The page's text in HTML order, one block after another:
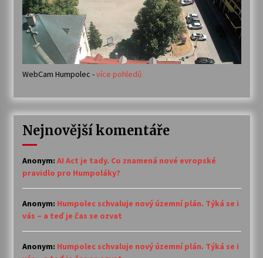
WebCam Humpolec -více pohledů
Nejnovější komentáře
Anonym: AI Act je tady. Co znamená nové evropské
pravidlo pro Humpoláky?
Anonym: Humpolec schvaluje nový územní plán. Týká se i
vás – a teď je čas se ozvat
Anonym: Humpolec schvaluje nový územní plán. Týká se i